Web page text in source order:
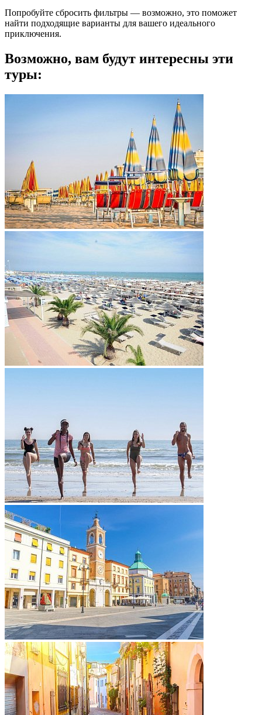
Попробуйте сбросить фильтры — возможно, это поможет
найти подходящие варианты для вашего идеального
приключения.
Возможно, вам будут интересны эти
туры: